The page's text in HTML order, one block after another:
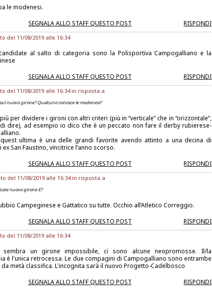
le modenesi.
SEGNALA ALLO STAFF QUESTO POST
RISPONDI
del 11/08/2019 alle 16:34
al salto di categoria sono la Polisportiva Campogalliano e la
SEGNALA ALLO STAFF QUESTO POST
RISPONDI
del 11/08/2019 alle 16:34 in risposta a
nuovo girone? Qualcuno conosce le modenesi?
per dividere i gironi con altri criteri (più in “verticale” che in “orizzontale”,
dire), ad esempio io dico che è un peccato non fare il derby rubierese-
ultima è una delle grandi favorite avendo attinto a una decina di
San Faustino, vincitrice l’anno scorso.
SEGNALA ALLO STAFF QUESTO POST
RISPONDI
del 11/08/2019 alle 16:34 in risposta a
nuovo girone E?
Campeginese e Gattatico su tutte. Occhio all’Atletico Correggio.
SEGNALA ALLO STAFF QUESTO POST
RISPONDI
del 11/08/2019 alle 16:34
un girone impossibile, ci sono alcune neopromosse. Il/la
è l'unica retrocessa. Le due compagini di Campogalliano sono entrambe
metà classifica. L'incognita sarà il nuovo Progetto-Cadelbosco
SEGNALA ALLO STAFF QUESTO POST
RISPONDI